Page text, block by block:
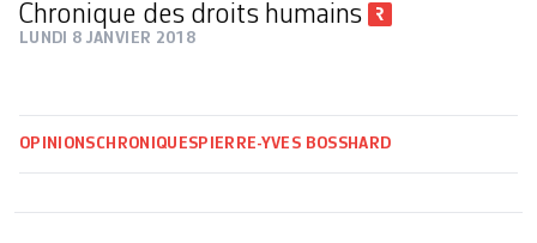
Chronique des droits humains
LUNDI 8 JANVIER 2018
OPINIONSCHRONIQUES PIERRE-YVES BOSSHARD